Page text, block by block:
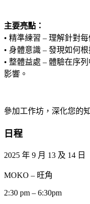
主要亮點：
• 精準練習 – 理解針對
• 身體意識 – 發現如何
• 整體益處 – 體驗在序
影響。
參加工作坊，深化您的
日程
2025 年 9 月 13 及 14 日
MOKO – 旺角
2:30 pm – 6:30pm